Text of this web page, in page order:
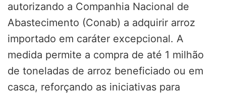
autorizando a Companhia Nacional de
Abastecimento (Conab) a adquirir arroz
importado em caráter excepcional. A
medida permite a compra de até 1 milhão
de toneladas de arroz beneficiado ou em
casca, reforçando as iniciativas para